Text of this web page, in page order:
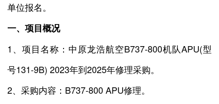
单位报名。
一、项目概况
1、项目名称：中原龙浩航空B737-800机队APU(型
号131-9B) 2023年到2025年修理采购。
2、采购内容：B737-800 APU修理。